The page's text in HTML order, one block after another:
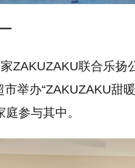
ZAKUZAKU联合乐扬
举办“ZAKUZAKU甜
参与其中。